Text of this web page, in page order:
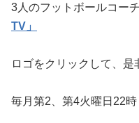
3人のフットボールコー
TV」
ロゴをクリックして、是
毎月第2、第4火曜日22時